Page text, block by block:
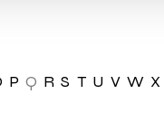
P Q R S T U V W X